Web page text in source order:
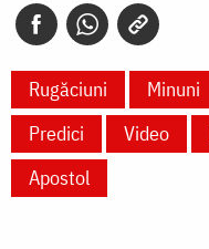
Rugăciuni Minuni
Predici
Video
Apostol